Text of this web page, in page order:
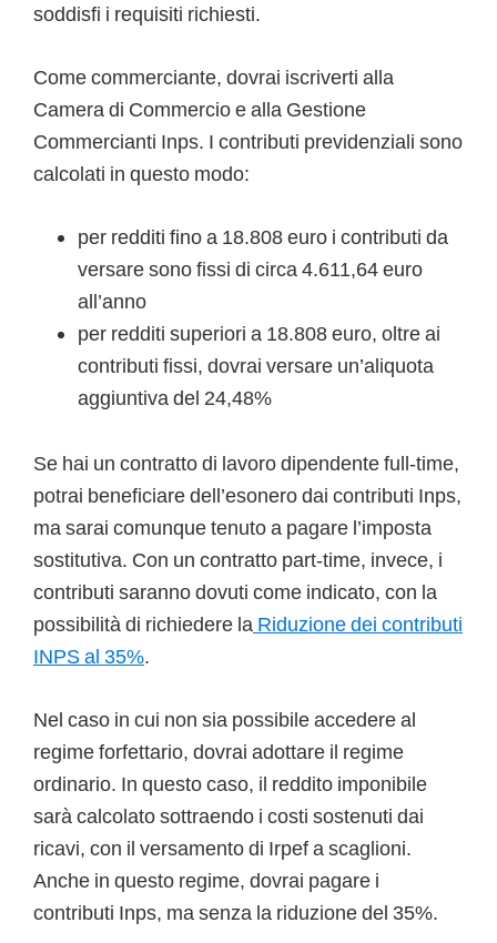
soddisfi i requisiti richiesti.
Come commerciante, dovrai iscriverti alla
Camera di Commercio e alla Gestione
Commercianti Inps. I contributi previdenziali sono
calcolati in questo modo:
per redditi fino a 18.808 euro i contributi da
versare sono fissi di circa 4.611,64 euro
all’anno
per redditi superiori a 18.808 euro, oltre ai
contributi fissi, dovrai versare un’aliquota
aggiuntiva del 24,48%
Se hai un contratto di lavoro dipendente full-time,
potrai beneficiare dell’esonero dai contributi Inps,
ma sarai comunque tenuto a pagare l’imposta
sostitutiva. Con un contratto part-time, invece, i
contributi saranno dovuti come indicato, con la
possibilità di richiedere la Riduzione dei contributi
INPS al 35%.
Nel caso in cui non sia possibile accedere al
regime forfettario, dovrai adottare il regime
ordinario. In questo caso, il reddito imponibile
sarà calcolato sottraendo i costi sostenuti dai
ricavi, con il versamento di Irpef a scaglioni.
Anche in questo regime, dovrai pagare i
contributi Inps, ma senza la riduzione del 35%.